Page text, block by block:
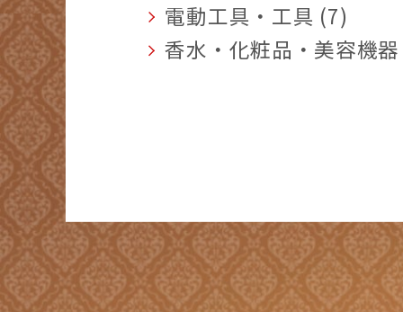
電動工具・工具 (7)
香水・化粧品・美容機